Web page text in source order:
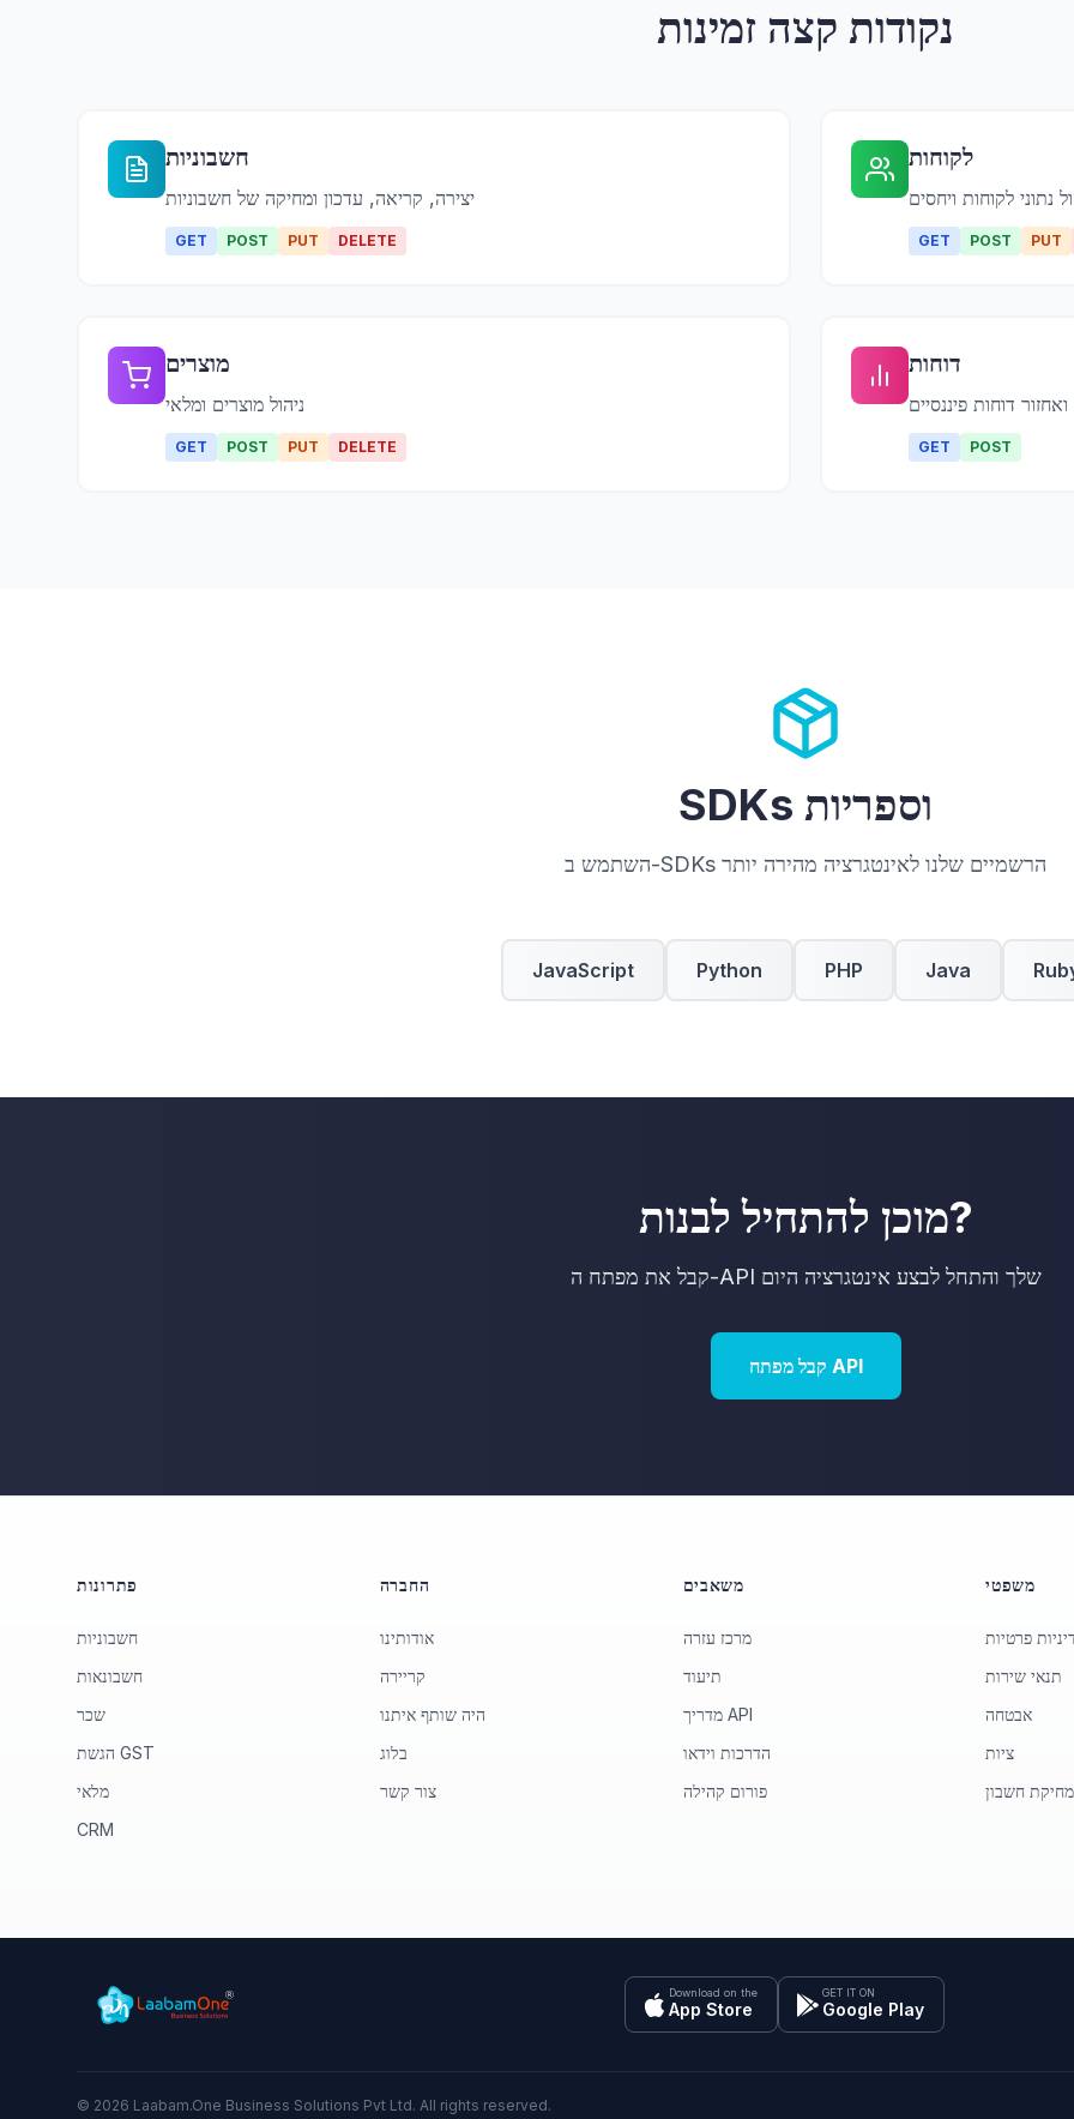
נקודות קצה זמינות
חשבוניות
יצירה, קריאה, עדכון ומחיקה של חשבוניות
GET POST PUT DELETE
לקוחות
נתוני לקוחות ויחסים
GET POST PUT
מוצרים
ניהול מוצרים ומלאי
GET POST PUT DELETE
דוחות
דוחות פיננסיים
GET POST
SDKs וספריות
השתמש ב-SDKs הרשמיים שלנו לאינטגרציה מהירה יותר
JavaScript Python PHP Java
מוכן להתחיל לבנות?
קבל את מפתח ה-API שלך והתחל לבצע אינטגרציה היום
קבל מפתח API
פתרונות
חשבוניות
חשבונאות
שכר
הגשת GST
מלאי
CRM
החברה
אודותינו
קריירה
היה שותף איתנו
בלוג
צור קשר
משאבים
מרכז עזרה
תיעוד
מדריך API
הדרכות וידאו
פורום קהילה
משפטי
פרטיות
תנאי שירות
אבטחה
ציות
מחיקת חשבון
Download on the
App Store
GET IT ON
Google Play
© 2026 Laabam.One Business Solutions Pvt Ltd. All rights reserved.